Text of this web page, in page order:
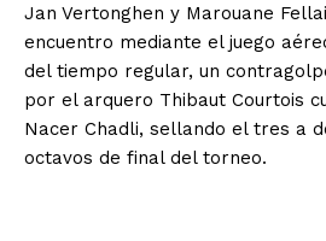
Jan Vertonghen y Marouane
encuentro mediante el juego
del tiempo regular, un
por el arquero Thibaut Courtois
Nacer Chadli, sellando el tres a
octavos de final del torneo.